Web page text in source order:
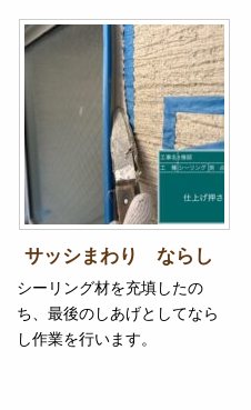
サッシまわり ならし
シーリング材を充填したの
ち、最後のしあげとしてなら
し作業を行います。